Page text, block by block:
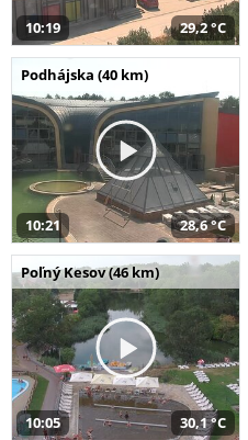
10:19 29,2 °C
Podhájska (40 km)
10:21 28,6 °C
Poľný Kesov (46 km)
10:05 30,1 °C